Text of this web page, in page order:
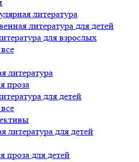
литература
литература для детей
для взрослых
литература
проза
для детей
литература для детей
проза для детей